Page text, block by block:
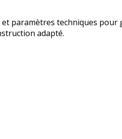
et paramètres techniques
adapté.